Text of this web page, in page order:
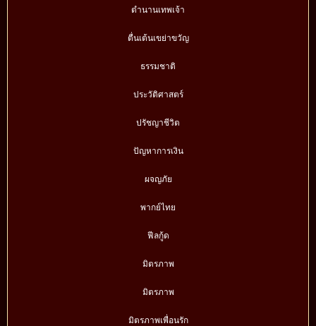
ตำนานเทพเจ้า
ตื่นเต้นเขย่าขวัญ
ธรรมชาติ
ประวัติศาสตร์
ปรัชญาชีวิต
ปัญหาการเงิน
ผจญภัย
พากย์ไทย
ฟีลกู้ด
มิตรภาพ
มิตรภาพ
มิตรภาพเพื่อนรัก